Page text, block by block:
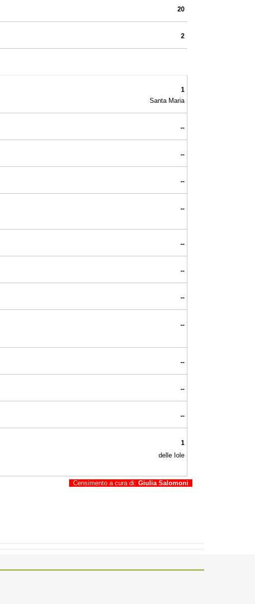
20
2
1
Santa Maria
--
--
--
--
--
--
--
--
--
--
--
1
delle Iole
Censimento a cura di: Giulia Salomoni